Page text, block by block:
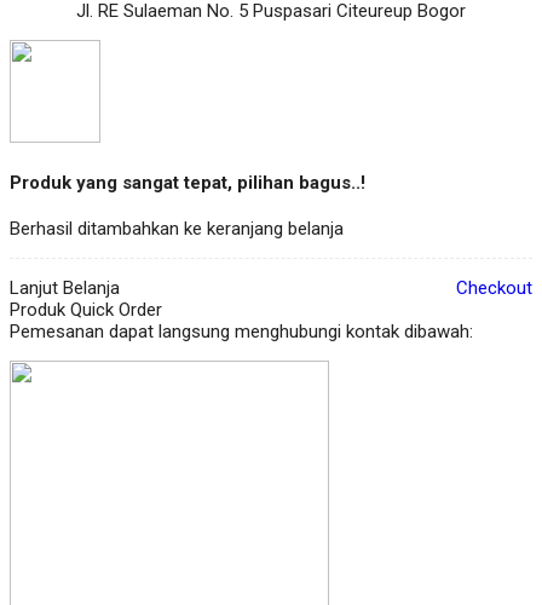
Jl. RE Sulaeman No. 5 Puspasari Citeureup Bogor
Produk yang sangat tepat, pilihan bagus..!
Berhasil ditambahkan ke keranjang belanja
Lanjut Belanja
Checkout
Produk Quick Order
Pemesanan dapat langsung menghubungi kontak dibawah: